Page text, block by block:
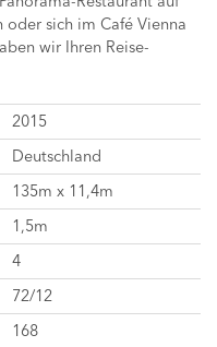
oder sich im Café Vienna
wir Ihren Reise-
2015
Deutschland
135m x 11,4m
1,5m
4
72/12
168